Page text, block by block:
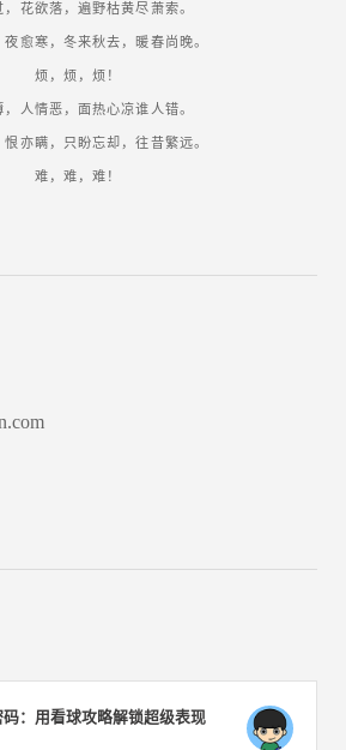
，花欲落，遍野枯黄尽萧索。
夜愈寒，冬来秋去，暖春尚晚。
烦，烦，烦！
，人情恶，面热心凉谁人错。
恨亦瞒，只盼忘却，往昔繁远。
难，难，难！
：用看球攻略解锁超级表现